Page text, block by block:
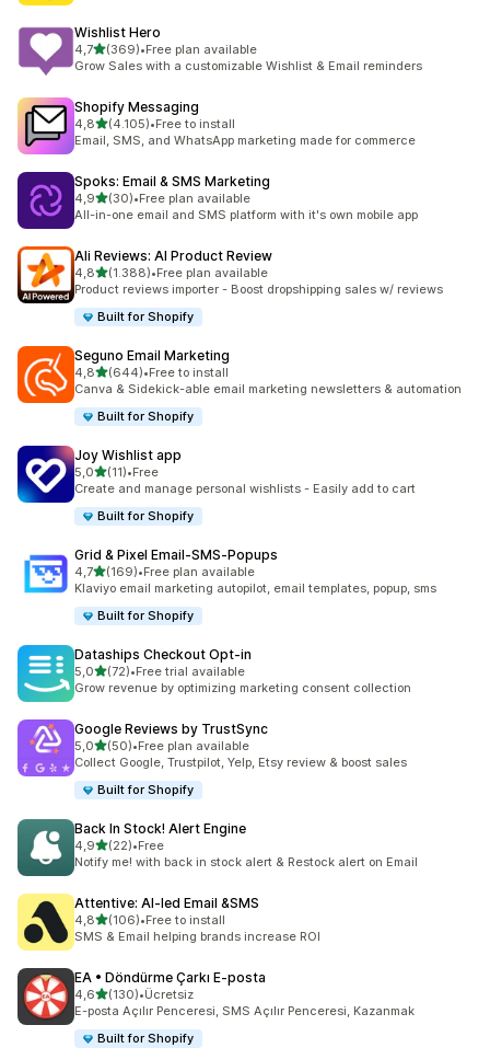
Wishlist Hero
4,75 yıldız üzerinden
(369)
toplam 369 değerlendirme
•Free plan available
Grow Sales with a customizable Wishlist & Email reminders
Shopify Messaging
4,85 yıldız üzerinden
(4.105)
toplam 4105 değerlendirme
•Free to install
Email, SMS, and WhatsApp marketing made for commerce
Spoks: Email & SMS Marketing
4,95 yıldız üzerinden
(30)
toplam 30 değerlendirme
•Free plan available
All-in-one email and SMS platform with it's own mobile app
Ali Reviews: AI Product Review
4,85 yıldız üzerinden
(1.388)
toplam 1388 değerlendirme
•Free plan available
Product reviews importer - Boost dropshipping sales w/ reviews
Built for Shopify
Seguno Email Marketing
4,85 yıldız üzerinden
(644)
toplam 644 değerlendirme
•Free to install
Canva & Sidekick-able email marketing newsletters & automation
Built for Shopify
Joy Wishlist app
5,05 yıldız üzerinden
(11)
toplam 11 değerlendirme
•Free
Create and manage personal wishlists - Easily add to cart
Built for Shopify
Grid & Pixel Email‑SMS‑Popups
4,75 yıldız üzerinden
(169)
toplam 169 değerlendirme
•Free plan available
Klaviyo email marketing autopilot, email templates, popup, sms
Built for Shopify
Dataships Checkout Opt‑in
5,05 yıldız üzerinden
(72)
toplam 72 değerlendirme
•Free trial available
Grow revenue by optimizing marketing consent collection
Google Reviews by TrustSync
5,05 yıldız üzerinden
(50)
toplam 50 değerlendirme
•Free plan available
Collect Google, Trustpilot, Yelp, Etsy review & boost sales
Built for Shopify
Back In Stock! Alert Engine
4,95 yıldız üzerinden
(22)
toplam 22 değerlendirme
•Free
Notify me! with back in stock alert & Restock alert on Email
Attentive: AI‑led Email &SMS
4,85 yıldız üzerinden
(106)
toplam 106 değerlendirme
•Free to install
SMS & Email helping brands increase ROI
EA • Döndürme Çarkı E‑posta
4,65 yıldız üzerinden
(130)
toplam 130 değerlendirme
•Ücretsiz
E-posta Açılır Penceresi, SMS Açılır Penceresi, Kazanmak
Built for Shopify